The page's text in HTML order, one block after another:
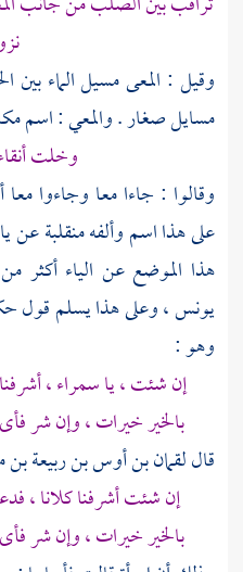
وقيل : المعى مسيل الماء بين
مسايل صغار . والمعي : اسم
وخلت
وقالوا : جاءا معا وجاءوا
على هذا اسم وألفه منقلبة
هذا الموضع عن الياء أكثر
يونس، وعلى هذا يسلم قول
وهو :
إن شئت ، يا سمراء ،
بالخير خيرات ، وإن شر
قاللقمان بن أوس بن ربيعة
إن شئت أشرفنا كلانا ،
بالخير خيرات ، وإن شر